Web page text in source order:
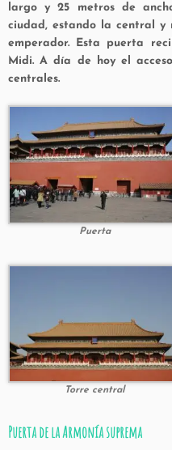
largo y 25 metros de
ciudad, estando la central y
emperador. Esta puerta
Midi. A día de hoy el
centrales.
Puerta
Torre central
Puerta de la Armonía suprema